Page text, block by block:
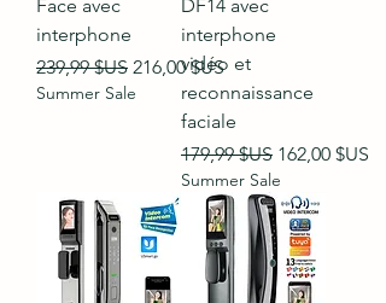
Face avec
interphone
Prix original
239,99 $US Prix promotionnel
216,00 $US
Summer Sale
DF14 avec
interphone
vidéo et
reconnaissance
faciale
Prix original
179,99 $US Prix
162,00 $US
Summer Sale